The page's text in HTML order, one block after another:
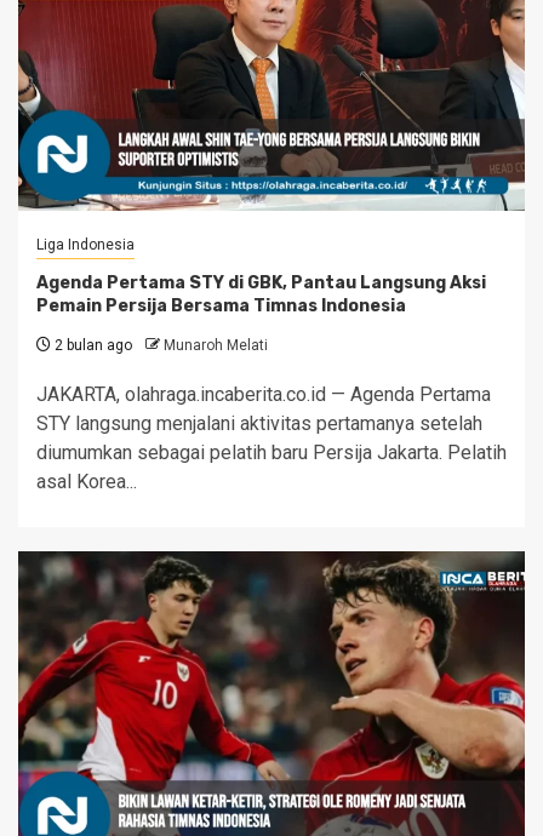
Liga Indonesia
Agenda Pertama STY di GBK, Pantau Langsung Aksi
Pemain Persija Bersama Timnas Indonesia
2 bulan ago Munaroh Melati
JAKARTA, olahraga.incaberita.co.id — Agenda Pertama
STY langsung menjalani aktivitas pertamanya setelah
diumumkan sebagai pelatih baru Persija Jakarta. Pelatih
asal Korea...